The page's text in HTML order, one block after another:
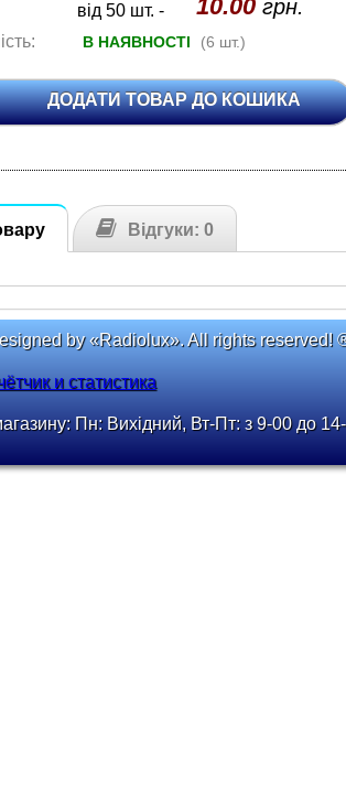
від 50 шт. - 10.00грн.
В НАЯВНОСТІ (6 шт.)
ДОДАТИ ТОВАР ДО КОШИКА
Відгуки: 0
by «Radiolux». All rights reserved!
Пн: Вихідний, Вт-Пт: з 9-00 до